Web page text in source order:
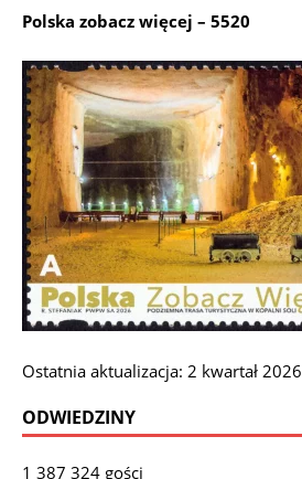
Polska zobacz więcej – 5520
Ostatnia aktualizacja: 2 kwartał 2026
ODWIEDZINY
1 387 324 gości